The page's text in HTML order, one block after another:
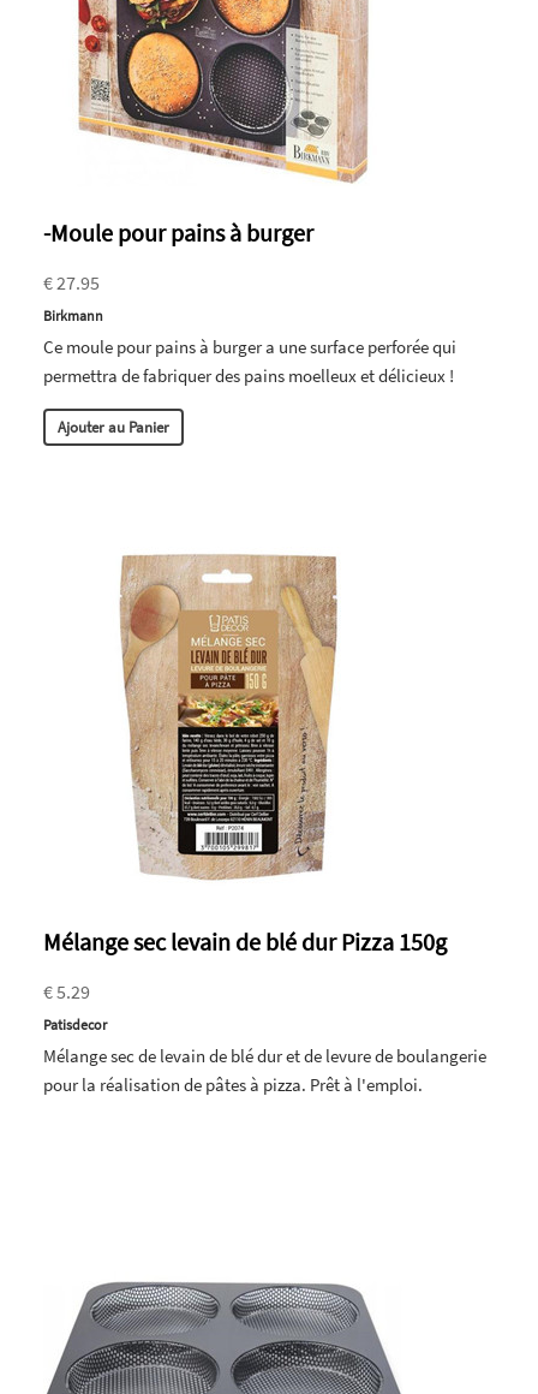
-Moule pour pains à burger
€ 27.95
Birkmann
Ce moule pour pains à burger a une surface perforée qui
permettra de fabriquer des pains moelleux et délicieux !
Ajouter au Panier
Mélange sec levain de blé dur Pizza 150g
€ 5.29
Patisdecor
Mélange sec de levain de blé dur et de levure de boulangerie
pour la réalisation de pâtes à pizza. Prêt à l'emploi.